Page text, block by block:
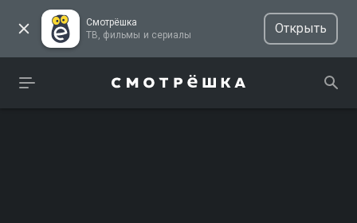
Смотрёшка
ТВ, фильмы и сериалы
Открыть